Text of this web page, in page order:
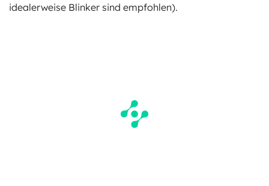
idealerweise Blinker sind empfohlen).